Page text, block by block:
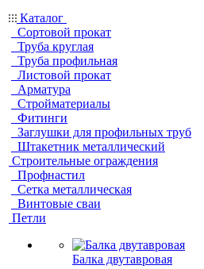
Каталог
Сортовой прокат
Труба круглая
Труба профильная
Листовой прокат
Арматура
Стройматериалы
Фитинги
Заглушки для профильных труб
Штакетник металлический
Строительные ограждения
Профнастил
Сетка металлическая
Винтовые сваи
Петли
Балка двутавровая